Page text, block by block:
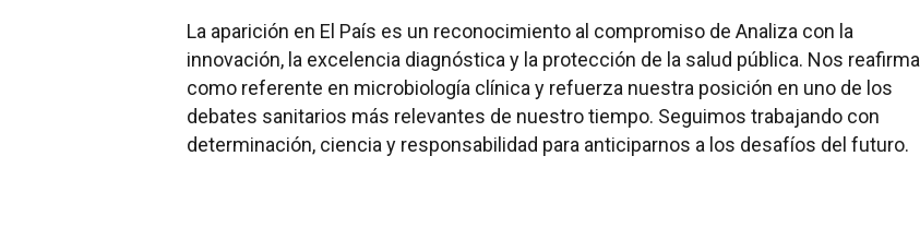
La aparición en El País es un reconocimiento al compromiso de Analiza con la
innovación, la excelencia diagnóstica y la protección de la salud pública. Nos reafirma
como referente en microbiología clínica y refuerza nuestra posición en uno de los
debates sanitarios más relevantes de nuestro tiempo. Seguimos trabajando con
determinación, ciencia y responsabilidad para anticiparnos a los desafíos del futuro.